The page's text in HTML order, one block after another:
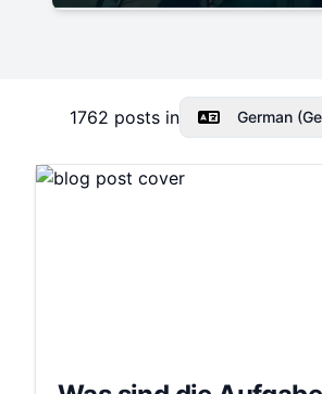
1762 posts in German